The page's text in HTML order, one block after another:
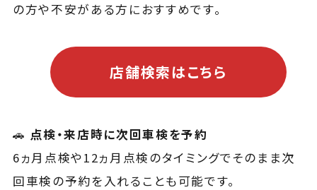
の方や不安がある方におすすめです。
店舗検索はこちら
🚗 点検・来店時に次回車検を予約
6ヵ月点検や12ヵ月点検のタイミングでそのまま次
回車検の予約を入れることも可能です。